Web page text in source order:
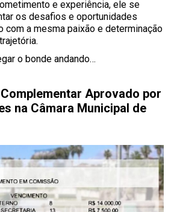
e experiência, ele se
os desafios e oportunidades
com a mesma paixão e determinação
o bonde andando…
Aprovado por
na Câmara Municipal de